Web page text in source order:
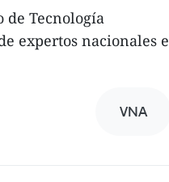
de Tecnología
expertos nacionales e
VNA